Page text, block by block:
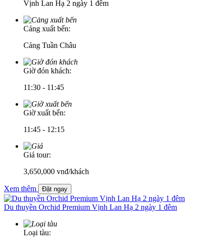
Vịnh Lan Hạ 2 ngày 1 đêm
Cảng xuất bến:
Cảng Tuần Châu
Giờ đón khách:
11:30 - 11:45
Giờ xuất bến:
11:45 - 12:15
Giá tour:
3,650,000 vnđ/khách
Xem thêm Đặt ngay
Du thuyền Orchid Premium Vịnh Lan Hạ 2 ngày 1 đêm
Loại tàu: